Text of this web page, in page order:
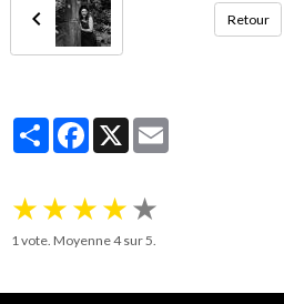
Retour
PartagerFacebook
X
★★★★★
1vote. Moyenne4sur 5.